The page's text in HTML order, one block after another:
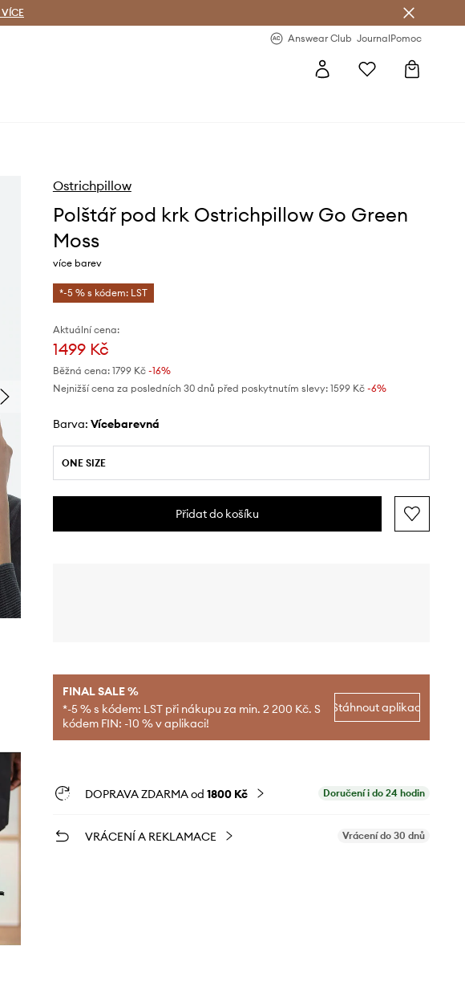
VÍCE
Answear Club JournalPomoc
Ostrichpillow
Polštář pod krk Ostrichpillow Go Green
Moss
více barev
*-5 % s kódem: LST
Aktuální cena:
1499 Kč
Běžná cena: 1799 Kč-16%
Nejnižší cena za posledních 30 dnů před poskytnutím slevy: 1599 Kč -6%
Barva: vícebarevná
ONE SIZE
Přidat do košíku
FINAL SALE %
*-5 % s kódem: LST při nákupu za min. 2 200 Kč. S
kódem FIN: -10 % v aplikaci!
Stáhnout aplikaci
DOPRAVA ZDARMA od 1800 Kč Doručení i do 24 hodin
VRÁCENÍ A REKLAMACE Vrácení do 30 dnů